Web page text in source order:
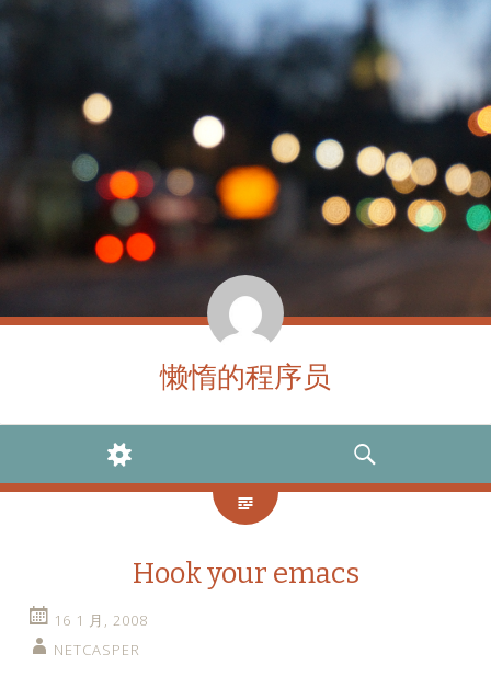
懒惰的程序员
WIDGETS
SEARCH
Hook your emacs
16 1 月, 2008
NETCASPER